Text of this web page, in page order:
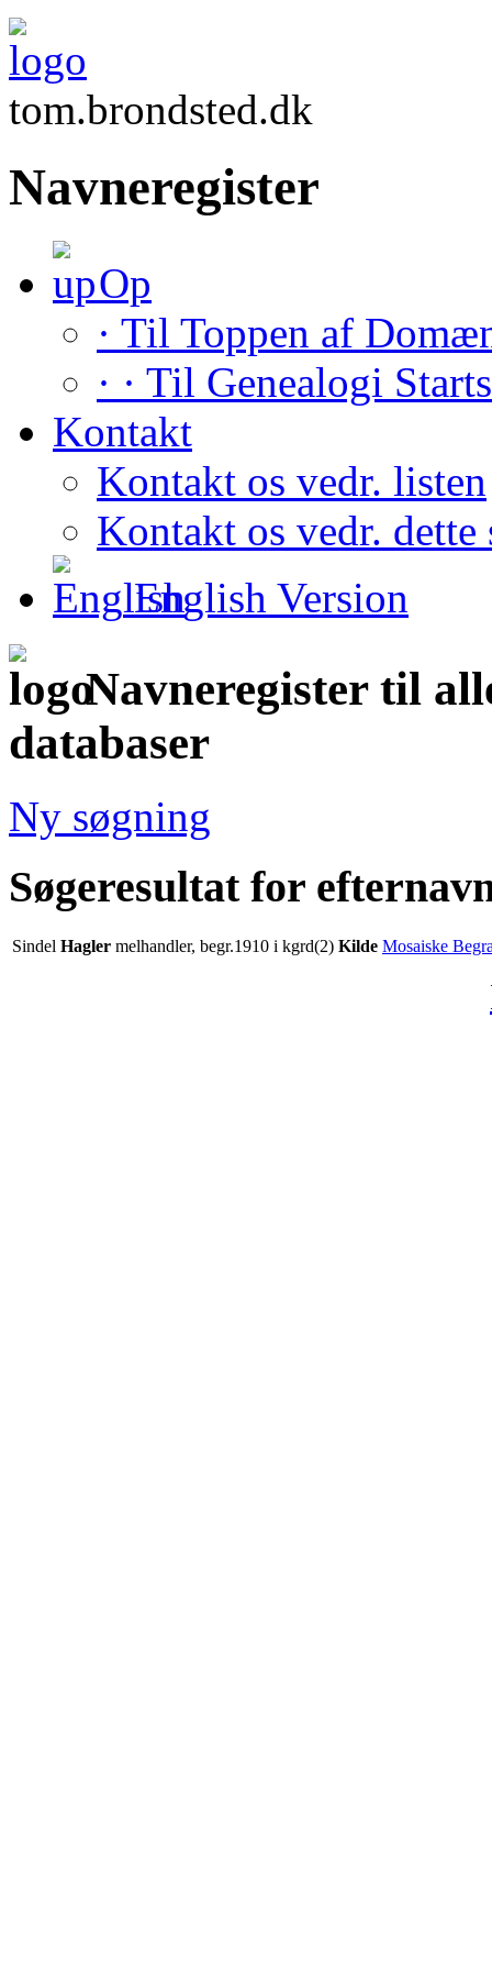
tom.brondsted.dk
Navneregister
Op
· Til Toppen af
· · Til Genealogi
Kontakt
Kontakt os vedr. listen
Kontakt os vedr. dette
English Version
Navneregister til
databaser
Ny søgning
Søgeresultat for
Sindel Hagler melhandler, begr.1910 i kgrd(2) Kilde Mosaiske